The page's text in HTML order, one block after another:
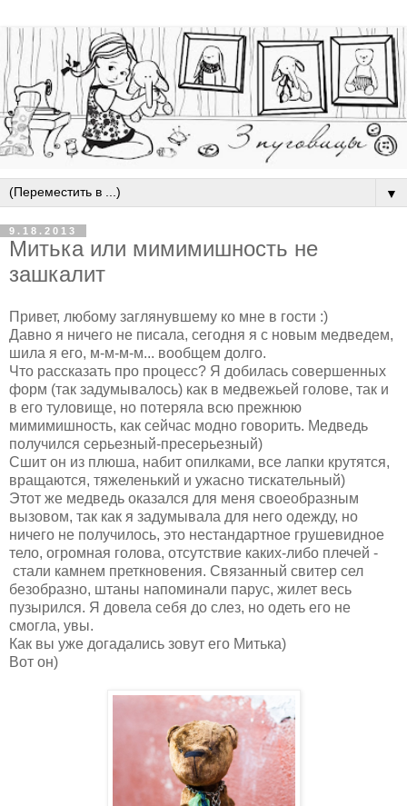
▼
9.18.2013
Митька или мимимишность не
зашкалит
Привет, любому заглянувшему ко мне в гости :)
Давно я ничего не писала, сегодня я с новым медведем,
шила я его, м-м-м-м... вообщем долго.
Что рассказать про процесс? Я добилась совершенных
форм (так задумывалось) как в медвежьей голове, так и
в его туловище, но потеряла всю прежнюю
мимимишность, как сейчас модно говорить. Медведь
получился серьезный-пресерьезный)
Сшит он из плюша, набит опилками, все лапки крутятся,
вращаются, тяжеленький и ужасно тискательный)
Этот же медведь оказался для меня своеобразным
вызовом, так как я задумывала для него одежду, но
ничего не получилось, это нестандартное грушевидное
тело, огромная голова, отсутствие каких-либо плечей -
стали камнем преткновения. Связанный свитер сел
безобразно, штаны напоминали парус, жилет весь
пузырился. Я довела себя до слез, но одеть его не
смогла, увы.
Как вы уже догадались зовут его Митька)
Вот он)